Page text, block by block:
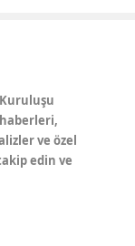
Kuruluşu
ve özel
edin ve